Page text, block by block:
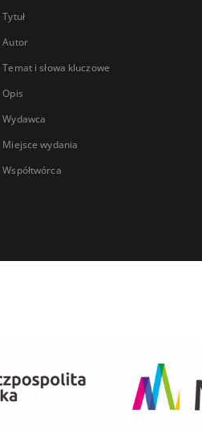
Tytuł
Autor
Temat i słowa kluczowe
Opis
Wydawca
Miejsce wydania
Współtwórca